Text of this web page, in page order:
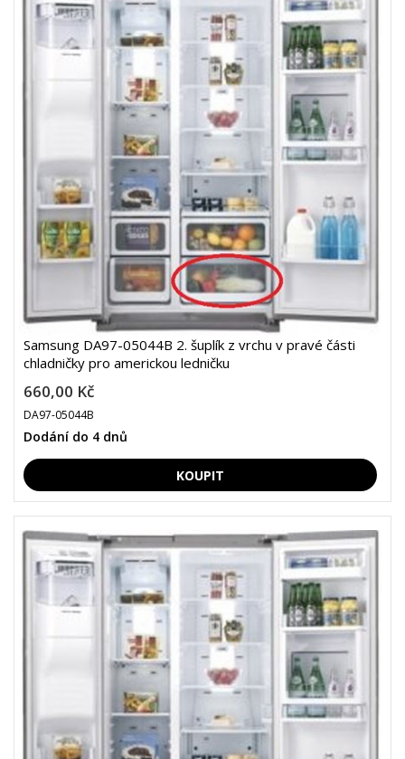
Samsung DA97-05044B 2. šuplík z vrchu v pravé části
chladničky pro americkou ledničku
660,00 Kč
DA97-05044B
Dodání do 4 dnů